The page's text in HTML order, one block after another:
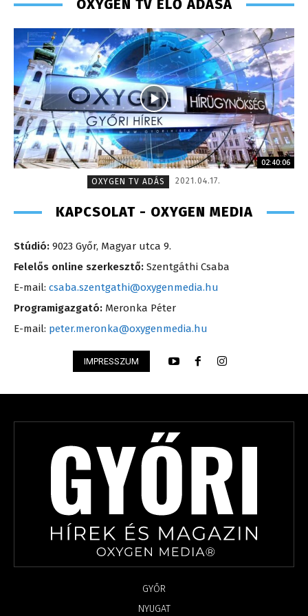
OXYGEN TV ÉLŐ ADÁSA
02:40:06
OXYGEN TV ADÁS
2021.04.17.
KAPCSOLAT - OXYGEN MEDIA
Stúdió: 9023 Győr, Magyar utca 9.
Felelős online szerkesztő: Szentgáthi Csaba
E-mail: csaba.szentgathi@oxygenmedia.hu
Programigazgató: Meronka Péter
E-mail: peter.meronka@oxygenmedia.hu
IMPRESSZUM
GYŐR
NYUGAT